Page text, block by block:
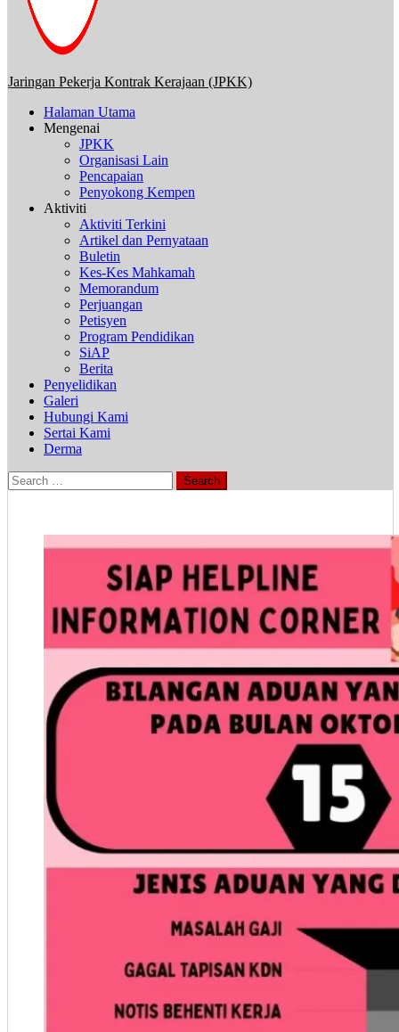
Jaringan Pekerja Kontrak Kerajaan (JPKK)
Halaman Utama
Mengenai
JPKK
Organisasi Lain
Pencapaian
Penyokong Kempen
Aktiviti
Aktiviti Terkini
Artikel dan Pernyataan
Buletin
Kes-Kes Mahkamah
Memorandum
Perjuangan
Petisyen
Program Pendidikan
SiAP
Berita
Penyelidikan
Galeri
Hubungi Kami
Sertai Kami
Derma
Search
for: